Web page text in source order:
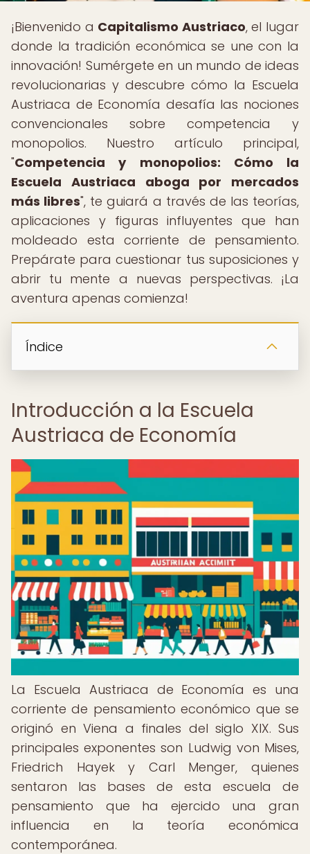
¡Bienvenido a Capitalismo Austriaco, el lugar
donde la tradición económica se une con la
innovación! Sumérgete en un mundo de ideas
revolucionarias y descubre cómo la Escuela
Austriaca de Economía desafía las nociones
convencionales sobre competencia y
monopolios. Nuestro artículo principal,
"Competencia y monopolios: Cómo la
Escuela Austriaca aboga por mercados
más libres", te guiará a través de las teorías,
aplicaciones y figuras influyentes que han
moldeado esta corriente de pensamiento.
Prepárate para cuestionar tus suposiciones y
abrir tu mente a nuevas perspectivas. ¡La
aventura apenas comienza!
Índice
Introducción a la Escuela
Austriaca de Economía
La Escuela Austriaca de Economía es una
corriente de pensamiento económico que se
originó en Viena a finales del siglo XIX. Sus
principales exponentes son Ludwig von Mises,
Friedrich Hayek y Carl Menger, quienes
sentaron las bases de esta escuela de
pensamiento que ha ejercido una gran
influencia en la teoría económica
contemporánea.